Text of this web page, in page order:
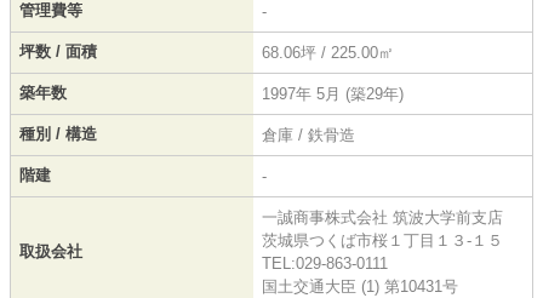
管理費等 -
坪数 / 面積 68.06坪 / 225.00㎡
築年数 1997年 5月 (築29年)
種別 / 構造 倉庫 / 鉄骨造
階建 -
取扱会社
一誠商事株式会社 筑波大学前支店
茨城県つくば市桜１丁目１３-１５
TEL:029-863-0111
国土交通大臣 (1) 第10431号